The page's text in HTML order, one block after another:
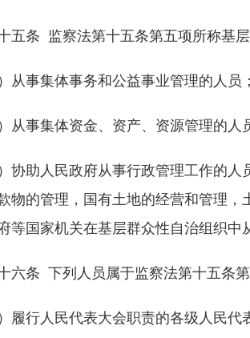
条 监察法第十五条第五项所称基层
事集体事务和公益事业管理的人员
事集体资金、资产、资源管理的人
助人民政府从事行政管理工作的人
物的管理，国有土地的经营和管理
等国家机关在基层群众性自治组织中
条 下列人员属于监察法第十五条第
行人民代表大会职责的各级人民代